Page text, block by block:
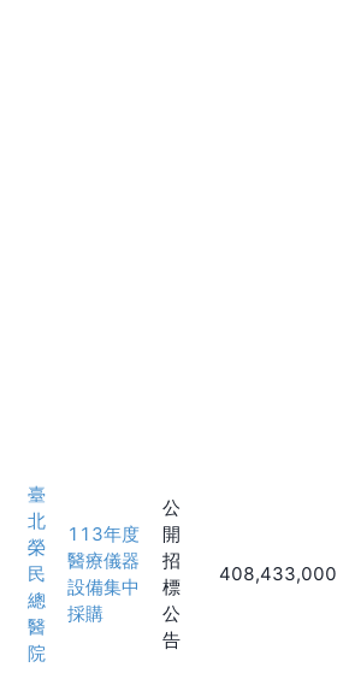
臺
北
榮
民
總
醫
院
113年度
醫療儀器
設備集中
採購
公
開
招
標
公
告
408,433,000